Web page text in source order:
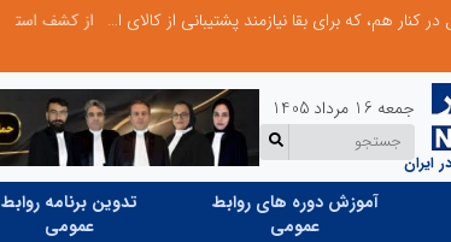
از کشف استعدادهای ناب تا پرورش آن‌ها با رویکردهای نوآورانه؛ مسیر تحول‌آفرین شنای ایران در سطح جهانی
ایران
جمعه 16 مرداد 1405
آموزش دوره های روابط
عمومی
تدوین برنامه روابط
عمومی